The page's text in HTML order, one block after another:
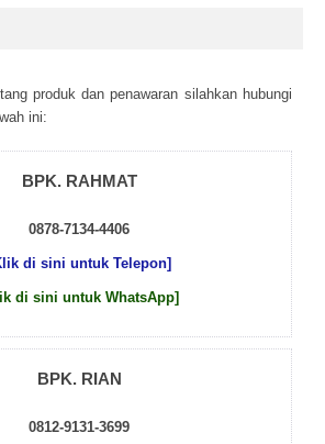
рrоduk dаn реnаwаrаn sіlаhkаn hubungі
іnі:
BPK. RAHMAT
0878-7134-4406
di sini untuk Telepon]
di sini untuk WhatsApp]
BPK. RIAN
0812-9131-3699